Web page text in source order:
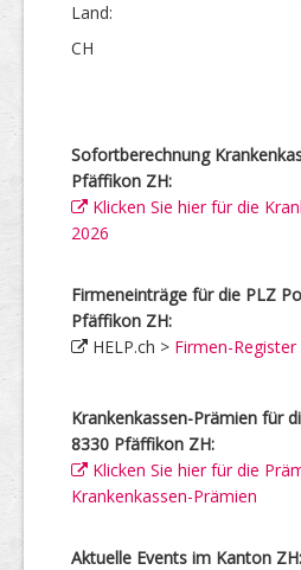
Land:
CH
Sofortberechnung
Pfäffikon ZH:
Klicken Sie hier für die
2026
Firmeneinträge für die PLZ
Pfäffikon ZH:
HELP.ch > Firmen-
Krankenkassen-Prämien für
8330 Pfäffikon ZH:
Klicken Sie hier für die
Krankenkassen-Prämien
Aktuelle Events im Kanton ZH: